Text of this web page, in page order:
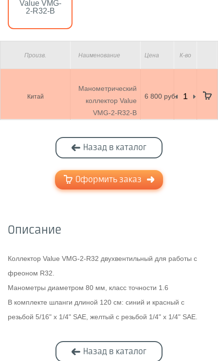
Произв. Наименование Цена К-во
Китай
Манометрический
коллектор Value
VMG-2-R32-B
6 800 руб.
Назад в каталог
Оформить заказ
Описание
Коллектор Value VMG-2-R32 двухвентильный для работы с
фреоном R32.
Манометры диаметром 80 мм, класс точности 1.6
В комплекте шланги длиной 120 см: синий и красный с
резьбой 5/16" x 1/4" SAE, желтый с резьбой 1/4" x 1/4" SAE.
Назад в каталог